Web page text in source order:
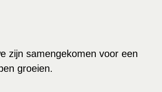
zijn samengekomen voor een
groeien.